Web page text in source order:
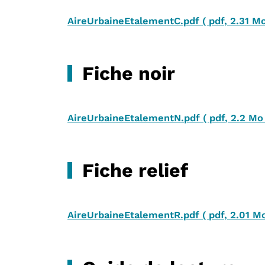
AireUrbaineEtalementC.pdf ( pdf, 2.31
Fiche noir
AireUrbaineEtalementN.pdf ( pdf, 2.2 Mo
Fiche relief
AireUrbaineEtalementR.pdf ( pdf, 2.01